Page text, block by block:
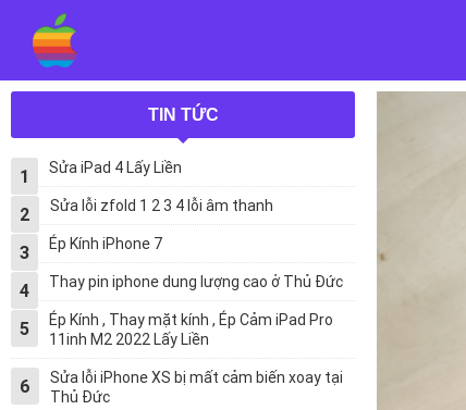
TIN TỨC
1 Sửa iPad 4 Lấy Liền
2 Sửa lỗi zfold 1 2 3 4 lỗi âm thanh
3 Ép Kính iPhone 7
4 Thay pin iphone dung lượng cao ở Thủ Đức
5
Ép Kính , Thay mặt kính , Ép Cảm iPad Pro
11inh M2 2022 Lấy Liền
6
Sửa lỗi iPhone XS bị mất cảm biến xoay tại
Thủ Đức